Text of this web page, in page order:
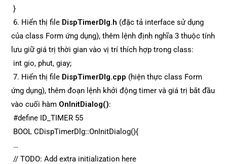
}
6. Hiển thị file DispTimerDlg.h (đặc tả interface sử dụng
của class Form ứng dụng), thêm lệnh định nghĩa 3 thuộc tính
lưu giữ giá trị thời gian vào vị trí thích hợp trong class:
int gio, phut, giay;
7. Hiển thị file DispTimerDlg.cpp (hiện thực class Form
ứng dụng), thêm đoạn lệnh khởi động timer và giá trị bắt đầu
vào cuối hàm OnInitDialog():
#define ID_TIMER 55
BOOL CDispTimerDlg::OnInitDialog(){
…
// TODO: Add extra initialization here